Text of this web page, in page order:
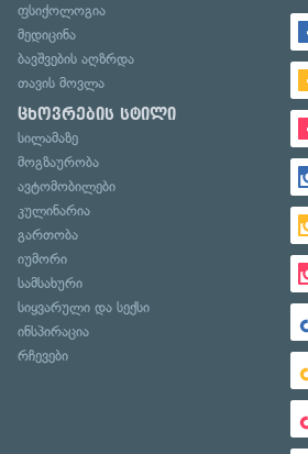
ფსიქოლოგია
მედიცინა
ბავშვების აღზრდა
თავის მოვლა
ცხოვრების სტილი
სილამაზე
მოგზაურობა
ავტომობილები
კულინარია
გართობა
იუმორი
სამსახური
სიყვარული და სექსი
ინსპირაცია
რჩევები